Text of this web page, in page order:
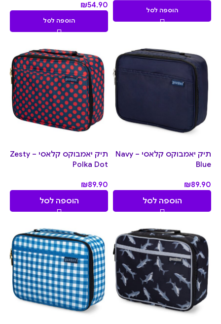
הוספה לסל
₪54.90
הוספה לסל
תיק יאמבוקס קלאסי – Navy
Blue
₪89.90
הוספה לסל
תיק יאמבוקס קלאסי – Zesty
Polka Dot
₪89.90
הוספה לסל